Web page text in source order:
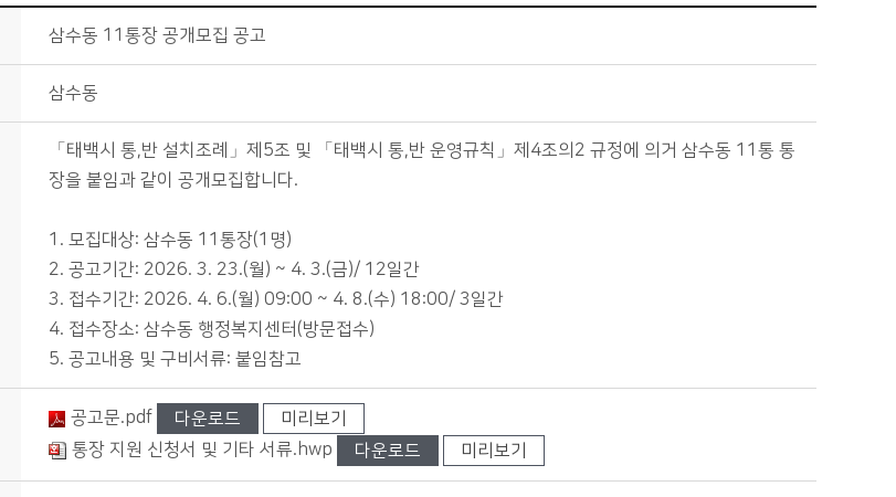
삼수동 11통장 공개모집 공고
삼수동
「태백시 통,반 설치조례」제5조 및 「태백시 통,반 운영규칙」제4조의2 규정에 의거 삼수동 11통 통
장을 붙임과 같이 공개모집합니다.
1. 모집대상: 삼수동 11통장(1명)
2. 공고기간: 2026. 3. 23.(월) ~ 4. 3.(금)/ 12일간
3. 접수기간: 2026. 4. 6.(월) 09:00 ~ 4. 8.(수) 18:00/ 3일간
4. 접수장소: 삼수동 행정복지센터(방문접수)
5. 공고내용 및 구비서류: 붙임참고
공고문.pdf 다운로드
미리보기
통장 지원 신청서 및 기타 서류.hwp
다운로드 미리보기